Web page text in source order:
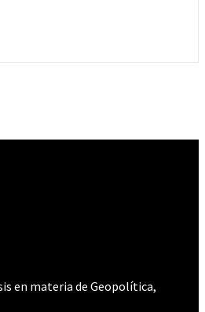
en materia de Geopolítica,